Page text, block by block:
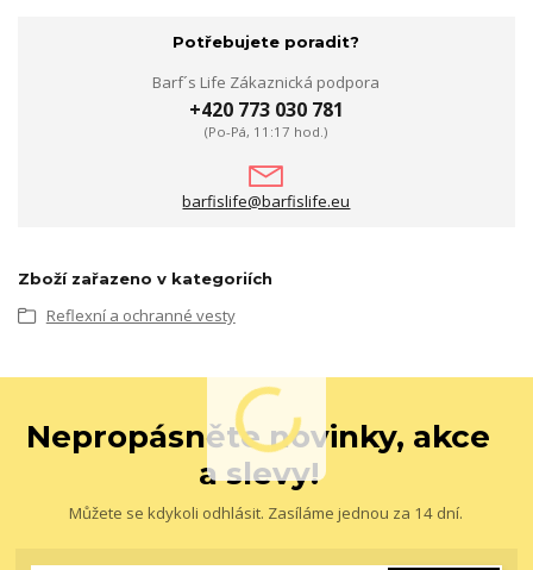
Potřebujete poradit?
Barf´s Life Zákaznická podpora
+420 773 030 781
(Po-Pá, 11:17 hod.)
barfislife@barfislife.eu
Zboží zařazeno v kategoriích
Reflexní a ochranné vesty
Nepropásněte novinky, akce
a slevy!
Můžete se kdykoli odhlásit. Zasíláme jednou za 14 dní.